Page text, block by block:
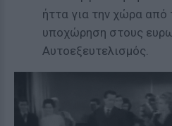
ήττα για την χώρα από
υποχώρηση στους
Αυτοεξευτελισμός.